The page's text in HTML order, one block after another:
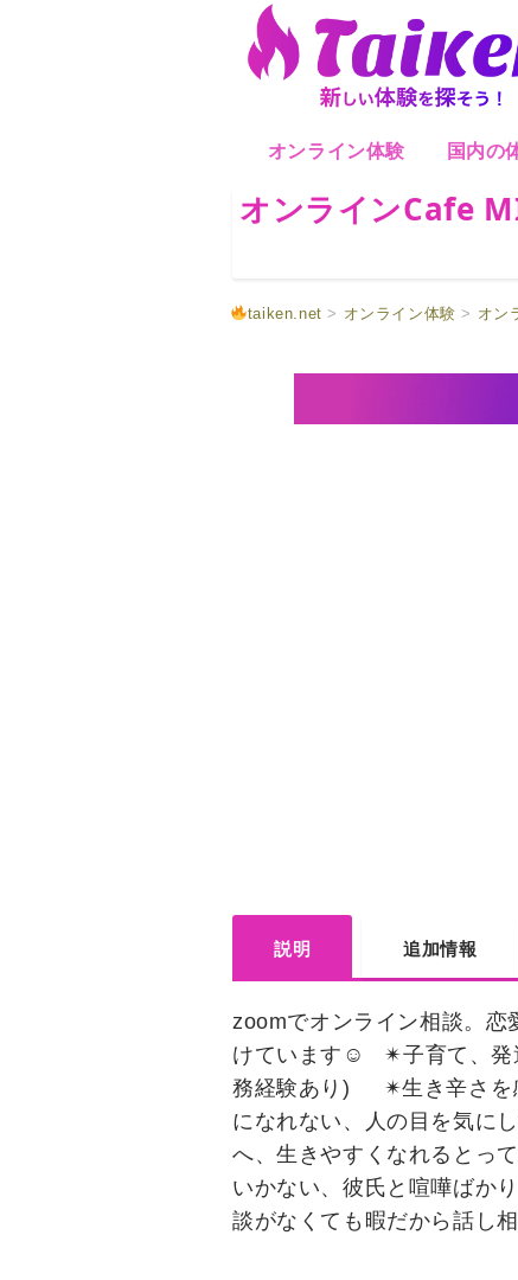
オンライン体験 国内の
オンラインCafe
taiken.net > オンライン体験 > オン
説明 追加情報
zoomでオンライン相談。
けています☺︎ ✴︎子育て、発
務経験あり) ✴︎生き辛さを
になれない、人の目を気に
へ、生きやすくなれると
いかない、彼氏と喧嘩ば
談がなくても暇だから話し